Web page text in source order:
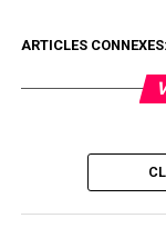
ARTICLES CONNEXES: